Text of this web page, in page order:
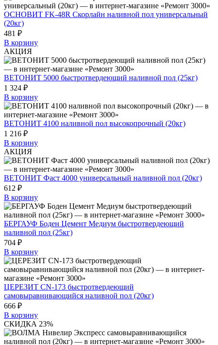
ОСНОВИТ FK-48R Скорлайн наливной пол универсальный
(20кг)
481 ₽
В корзину
АКЦИЯ
ВЕТОНИТ 5000 быстротвердеющий наливной пол (25кг)
1 324 ₽
В корзину
ВЕТОНИТ 4100 наливной пол высокопрочный (20кг)
1 216 ₽
В корзину
АКЦИЯ
ВЕТОНИТ Фаст 4000 универсальный наливной пол (20кг)
612 ₽
В корзину
БЕРГАУФ Боден Цемент Медиум быстротвердеющий
наливной пол (25кг)
704 ₽
В корзину
ЦЕРЕЗИТ CN-173 быстротвердеющий
самовыравнивающийся наливной пол (20кг)
666 ₽
В корзину
СКИДКА 23%